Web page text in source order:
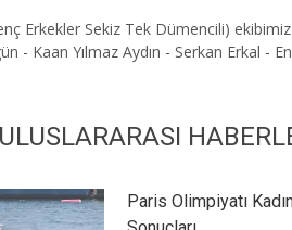
Erkekler Sekiz Tek Dümencili)
- Kaan Yılmaz Aydın - Serkan Erkal
Paris Olimpiyatı